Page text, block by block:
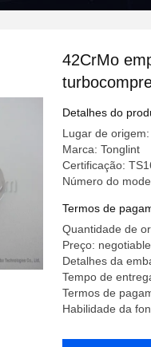
42CrMo
para a
ônibus dos
Detalhes do
Lugar de
Marca: Tonglint
Certificação:
Número do
Termos de
Quantidade de
Preço: negotiable
Detalhes da
Tempo de
Termos de
Habilidade da